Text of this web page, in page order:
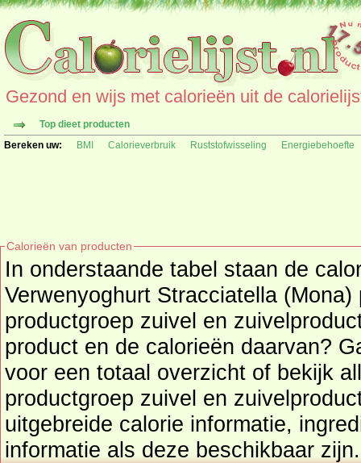
Gezond en wijs met calorieën uit de
Top dieet producten
Bereken uw:
BMI Calorieverbruik Ruststofwisseling Energiebehoefte
Calorieën van producten
In onderstaande tabel staan de
Verwenyoghurt Stracciatella (Mona)
productgroep zuivel en zuivelproducten. Zoekt u
product en de calorieën daarvan?
voor een totaal overzicht of bekijk alle producten uit de
productgroep zuivel en
uitgebreide calorie informatie,
informatie als deze beschikbaar zijn.